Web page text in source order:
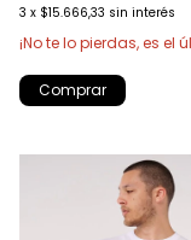
3 x $15.666,33 sin interés
¡No te lo pierdas, es el
Comprar